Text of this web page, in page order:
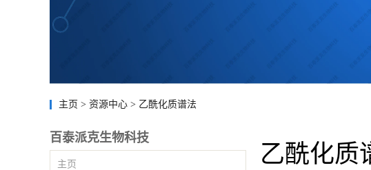
主页 > 资源中心 > 乙酰化质谱法
百泰派克生物科技
主页 乙酰化质